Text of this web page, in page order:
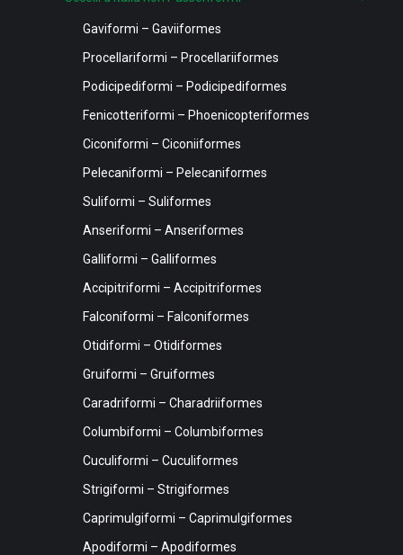
Gaviformi – Gaviiformes
Procellariformi – Procellariiformes
Podicipediformi – Podicipediformes
Fenicotteriformi – Phoenicopteriformes
Ciconiformi – Ciconiiformes
Pelecaniformi – Pelecaniformes
Suliformi – Suliformes
Anseriformi – Anseriformes
Galliformi – Galliformes
Accipitriformi – Accipitriformes
Falconiformi – Falconiformes
Otidiformi – Otidiformes
Gruiformi – Gruiformes
Caradriformi – Charadriiformes
Columbiformi – Columbiformes
Cuculiformi – Cuculiformes
Strigiformi – Strigiformes
Caprimulgiformi – Caprimulgiformes
Apodiformi – Apodiformes